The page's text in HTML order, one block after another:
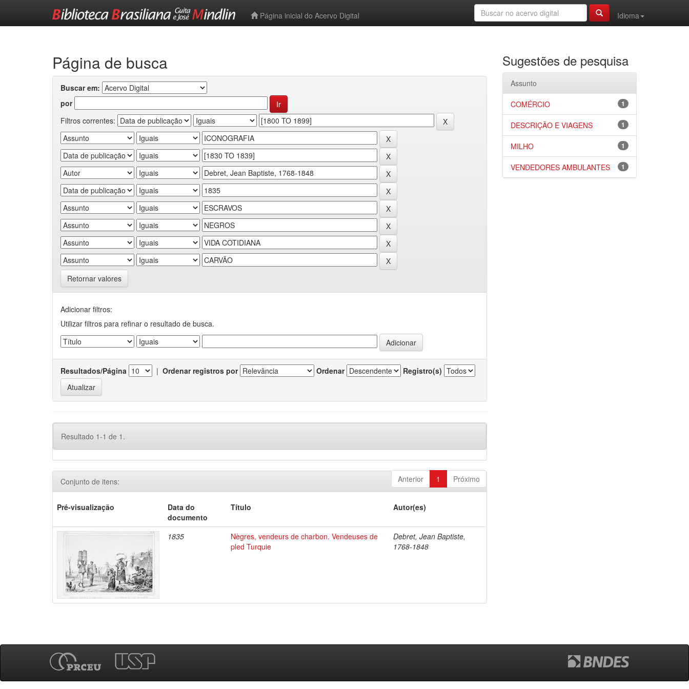
Página inicial do Acervo Digital
Idioma
Página de busca
Buscar em:
por
Filtros correntes:
Retornar valores
Adicionar filtros:
Utilizar filtros para refinar o resultado de busca.
Resultados/Página | Ordenar registros por Ordenar Registro(s)
Resultado 1-1 de 1.
Anterior 1 Próximo
Conjunto de itens:
Pré-visualização
Data do
documento
Título Autor(es)
1835
Nègres, vendeurs de charbon. Vendeuses de
pled Turquie
Debret, Jean Baptiste,
1768-1848
Sugestões de pesquisa
Assunto
1
COMÉRCIO
1
DESCRIÇÃO E VIAGENS
1
MILHO
1
VENDEDORES AMBULANTES